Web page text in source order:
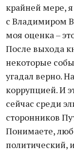
крайней мере,
с Владимиром
моя оценка –
После выхода
некоторые
угадал верно.
коррупцией. И
сейчас среди
сторонников
Понимаете,
политический,